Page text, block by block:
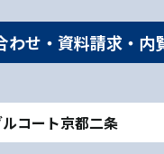
わせ・資料請求・内
コート京都二条